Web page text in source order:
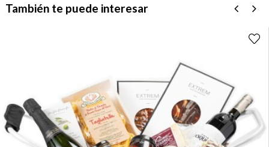
También te puede interesar
›